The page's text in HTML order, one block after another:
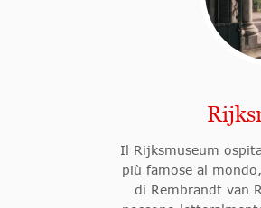
Il Rijksmuseum
più famose al
di Rembrandt van